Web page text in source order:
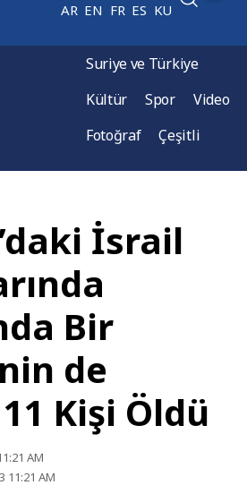
AR EN FR ES KU
Suriye ve Türkiye
Kültür
Spor
Video
Fotoğraf
Çeşitli
İsrail
Bir
de
Kişi Öldü
AM
11:21 AM